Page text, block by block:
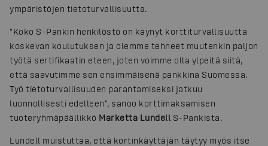
ympäristöjen tietoturvallisuutta.
"Koko S-Pankin henkilöstö on käynyt korttiturvallisuutta
koskevan koulutuksen ja olemme tehneet muutenkin paljon
työtä sertifikaatin eteen, joten voimme olla ylpeitä siitä,
että saavutimme sen ensimmäisenä pankkina Suomessa.
Työ tietoturvallisuuden parantamiseksi jatkuu
luonnollisesti edelleen", sanoo korttimaksamisen
tuoteryhmäpäällikkö Marketta Lundell S-Pankista.
Lundell muistuttaa, että kortinkäyttäjän täytyy myös itse